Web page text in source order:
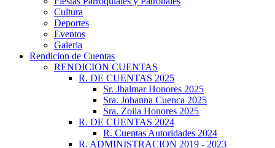
Cultura
Deportes
Eventos
Galeria
Rendicion de Cuentas
RENDICION CUENTAS
R. DE CUENTAS 2025
Sr. Jhalmar Honores 2025
Sra. Johanna Cuenca 2025
Sra. Zoila Honores 2025
R. DE CUENTAS 2024
R. Cuentas Autoridades 2024
R. ADMINISTRACION 2019 - 2023